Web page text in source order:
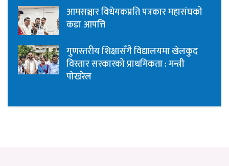
आमसञ्चार विधेयकप्रति पत्रकार महासंघको
कडा आपत्ति
गुणस्तरीय शिक्षासँगै विद्यालयमा खेलकुद
विस्तार सरकारको प्राथमिकता : मन्त्री
पोखरेल